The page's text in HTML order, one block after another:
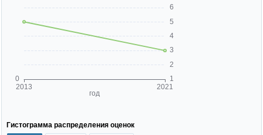
Гистограмма распределения оценок